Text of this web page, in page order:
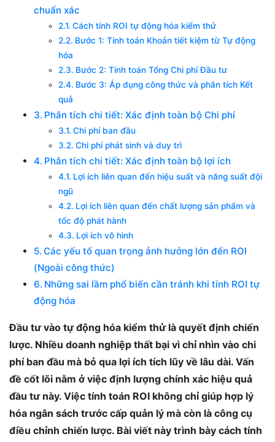
chuẩn xác
Cách tính ROI tự động hóa kiểm thử
Bước 1: Tính toán Khoản tiết kiệm từ Tự động
hóa
Bước 2: Tính toán Tổng Chi phí Đầu tư
Bước 3: Áp dụng công thức và phân tích Kết
quả
Phân tích chi tiết: Xác định toàn bộ Chi phí
Chi phí ban đầu
Chi phí phát sinh và duy trì
Phân tích chi tiết: Xác định toàn bộ lợi ích
Lợi ích liên quan đến hiệu suất và năng suất đội
ngũ
Lợi ích liên quan đến chất lượng sản phẩm và
tốc độ phát hành
Lợi ích vô hình
Các yếu tố quan trọng ảnh hưởng lớn đến ROI
(Ngoài công thức)
Những sai lầm phổ biến cần tránh khi tính ROI tự
động hóa
Đầu tư vào tự động hóa kiểm thử là quyết định chiến
lược. Nhiều doanh nghiệp thất bại vì chỉ nhìn vào chi
phí ban đầu mà bỏ qua lợi ích tích lũy về lâu dài. Vấn
đề cốt lõi nằm ở việc định lượng chính xác hiệu quả
đầu tư này. Việc tính toán ROI không chỉ giúp hợp lý
hóa ngân sách trước cấp quản lý mà còn là công cụ
điều chỉnh chiến lược. Bài viết này trình bày cách tính